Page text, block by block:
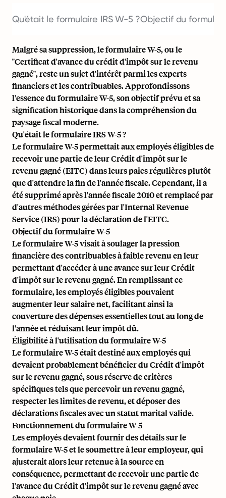
Qu'était le formulaire IRS W-5 ?Objectif du
Malgré sa suppression, le formulaire W-5, ou le
"Certificat d'avance du crédit d'impôt sur le revenu
gagné", reste un sujet d'intérêt parmi les experts
financiers et les contribuables. Approfondissons
l'essence du formulaire W-5, son objectif prévu et sa
signification historique dans la compréhension du
paysage fiscal moderne.
Qu'était le formulaire IRS W-5 ?
Le formulaire W-5 permettait aux employés éligibles de
recevoir une partie de leur Crédit d'impôt sur le
revenu gagné (EITC) dans leurs paies régulières plutôt
que d'attendre la fin de l'année fiscale. Cependant, il a
été supprimé après l'année fiscale 2010 et remplacé par
d'autres méthodes gérées par l'Internal Revenue
Service (IRS) pour la déclaration de l'EITC.
Objectif du formulaire W-5
Le formulaire W-5 visait à soulager la pression
financière des contribuables à faible revenu en leur
permettant d'accéder à une avance sur leur Crédit
d'impôt sur le revenu gagné. En remplissant ce
formulaire, les employés éligibles pouvaient
augmenter leur salaire net, facilitant ainsi la
couverture des dépenses essentielles tout au long de
l'année et réduisant leur impôt dû.
Éligibilité à l'utilisation du formulaire W-5
Le formulaire W-5 était destiné aux employés qui
devaient probablement bénéficier du Crédit d'impôt
sur le revenu gagné, sous réserve de critères
spécifiques tels que percevoir un revenu gagné,
respecter les limites de revenu, et déposer des
déclarations fiscales avec un statut marital valide.
Fonctionnement du formulaire W-5
Les employés devaient fournir des détails sur le
formulaire W-5 et le soumettre à leur employeur, qui
ajusterait alors leur retenue à la source en
conséquence, permettant de recevoir une partie de
l'avance du Crédit d'impôt sur le revenu gagné avec